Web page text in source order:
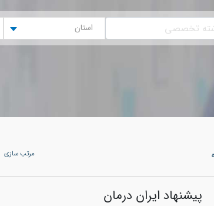
استان
مرتب سازی
پیشنهاد ایران درمان